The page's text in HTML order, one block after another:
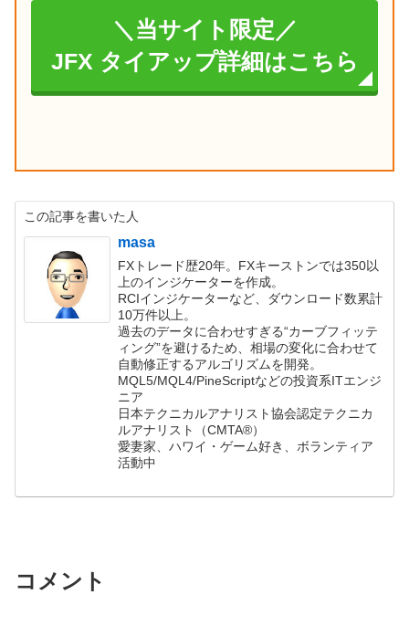
＼当サイト限定／
JFX タイアップ詳細はこちら
この記事を書いた人
masa
FXトレード歴20年。FXキーストンでは350以
上のインジケーターを作成。
RCIインジケーターなど、ダウンロード数累計
10万件以上。
過去のデータに合わせすぎる“カーブフィッテ
ィング”を避けるため、相場の変化に合わせて
自動修正するアルゴリズムを開発。
MQL5/MQL4/PineScriptなどの投資系ITエンジ
ニア
日本テクニカルアナリスト協会認定テクニカ
ルアナリスト（CMTA®）
愛妻家、ハワイ・ゲーム好き、ボランティア
活動中
コメント